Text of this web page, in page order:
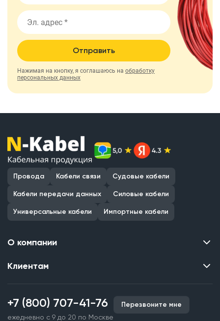
Отправить
Нажимая на кнопку, я соглашаюсь на обработку
персональных данных
Провода Кабели связи Судовые кабели
Кабели передачи данных Силовые кабели
Универсальные кабели Импортные кабели
О компании
Контакты
Наши объекты
Партнерство
Клиентам
Производство кабельной продукции
+7 (800) 707-41-76
ежедневно с 9 до 20 по Москве
Перезвоните мне